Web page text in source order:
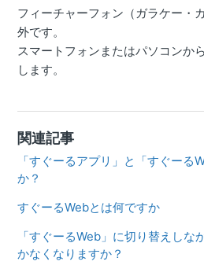
フィーチャーフォン（ガラケー・
外です。
スマートフォンまたはパソコンか
します。
関連記事
「すぐーるアプリ」と「すぐーる
か？
すぐーるWebとは何ですか
「すぐーるWeb」に切り替えしな
かなくなりますか？